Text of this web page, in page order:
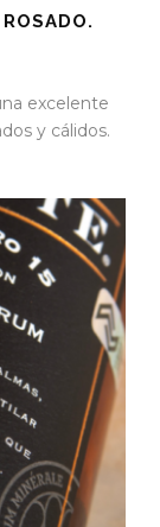
excelente
y cálidos.